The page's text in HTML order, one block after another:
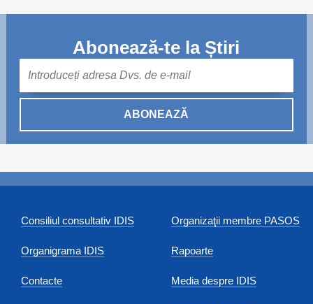
Abonează-te la Știri
ABONEAZĂ
Consiliul consultativ IDIS
Organigrama IDIS
Contacte
Organizaţii membre PASOS
Rapoarte
Media despre IDIS